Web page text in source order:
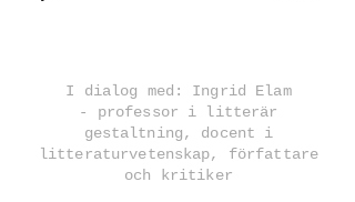
I dialog med: Ingrid Elam
- professor i litterär
gestaltning, docent i
litteraturvetenskap, författare
och kritiker